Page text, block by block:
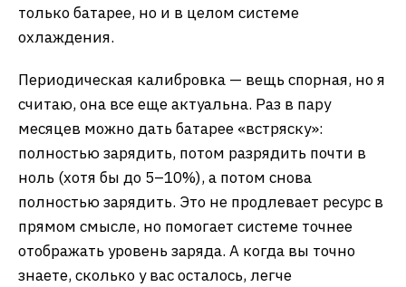
только батарее, но и в целом системе
охлаждения.
Периодическая калибровка — вещь спорная, но я
считаю, она все еще актуальна. Раз в пару
месяцев можно дать батарее «встряску»:
полностью зарядить, потом разрядить почти в
ноль (хотя бы до 5–10%), а потом снова
полностью зарядить. Это не продлевает ресурс в
прямом смысле, но помогает системе точнее
отображать уровень заряда. А когда вы точно
знаете, сколько у вас осталось, легче